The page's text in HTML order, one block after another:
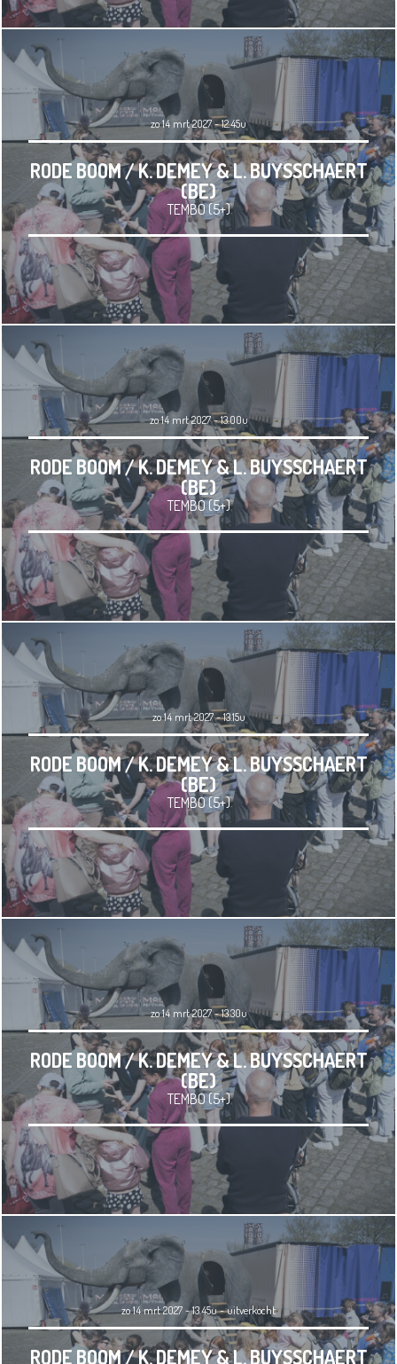
zo 14 mrt 2027 - 12.45u
RODE BOOM / K. DEMEY & L. BUYSSCHAERT
(BE)
TEMBO (5+)
zo 14 mrt 2027 - 13.00u
RODE BOOM / K. DEMEY & L. BUYSSCHAERT
(BE)
TEMBO (5+)
zo 14 mrt 2027 - 13.15u
RODE BOOM / K. DEMEY & L. BUYSSCHAERT
(BE)
TEMBO (5+)
zo 14 mrt 2027 - 13.30u
RODE BOOM / K. DEMEY & L. BUYSSCHAERT
(BE)
TEMBO (5+)
zo 14 mrt 2027 - 13.45u-uitverkocht
RODE BOOM / K. DEMEY & L. BUYSSCHAERT